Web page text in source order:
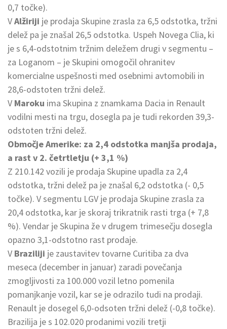
0,7 točke).
VAlžiriji je prodaja Skupine zrasla za 6,5 odstotka, tržni
delež pa je znašal 26,5 odstotka. Uspeh Novega Clia, ki
je s 6,4-odstotnim tržnim deležem drugi v segmentu –
za Loganom – je Skupini omogočil ohranitev
komercialne uspešnosti med osebnimi avtomobili in
28,6-odstoten tržni delež.
V Maroku ima Skupina z znamkama Dacia in Renault
vodilni mesti na trgu, dosegla pa je tudi rekorden 39,3-
odstoten tržni delež.
Območje Amerike: za 2,4 odstotka manjša prodaja,
a rast v 2. četrtletju (+ 3,1 %)
Z 210.142 vozili je prodaja Skupine upadla za 2,4
odstotka, tržni delež pa je znašal 6,2 odstotka (- 0,5
točke). V segmentu LGV je prodaja Skupine zrasla za
20,4 odstotka, kar je skoraj trikratnik rasti trga (+ 7,8
%). Vendar je Skupina že v drugem trimesečju dosegla
opazno 3,1-odstotno rast prodaje.
V Braziliji je zaustavitev tovarne Curitiba za dva
meseca (december in januar) zaradi povečanja
zmogljivosti za 100.000 vozil letno pomenila
pomanjkanje vozil, kar se je odrazilo tudi na prodaji.
Renault je dosegel 6,0-odsoten tržni delež (-0,8 točke).
Brazilija je s 102.020 prodanimi vozili tretji